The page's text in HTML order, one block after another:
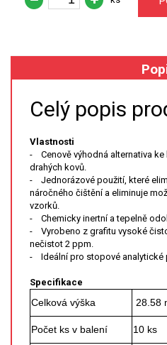
XRF
VZORKOVNICE XRF
TAVENÍ
LISOVÁNÍ
STANDARDNÍ ROZTOKY A
UV-VIS FLUO
DETEKTORY HPLC
VÝBOJKY PRO UV/VIS
Celý popis
Vlastnosti
- Cenově výhodná alternativa
drahých kovů.
- Jednorázové použití, které
náročného čištění a eliminuje
vzorků.
- Chemicky inertní a tepelně
- Vyrobeno z grafitu vysoké
nečistot 2 ppm.
- Ideální pro stopové analytické
Specifikace
Celková výška 28.58
Počet ks v balení
10 ks